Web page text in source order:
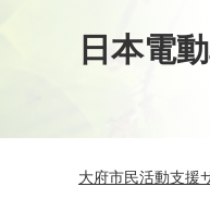
日本電
大府市民活動支援